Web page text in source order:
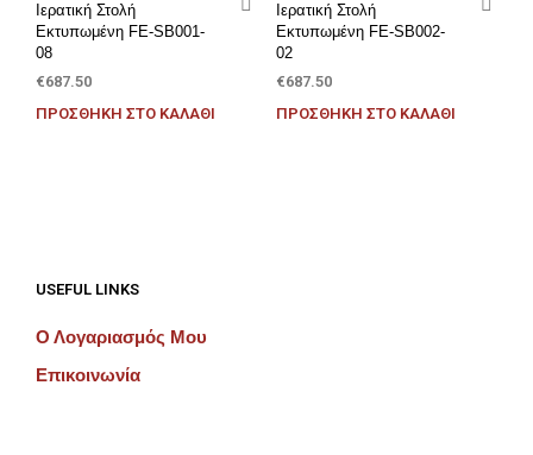
Ιερατική Στολή
Εκτυπωμένη FE-SB001-
08
€687.50
ΠΡΟΣΘΉΚΗ ΣΤΟ ΚΑΛΆΘΙ
Ιερατική Στολή
Εκτυπωμένη FE-SB002-
02
€687.50
ΠΡΟΣΘΉΚΗ ΣΤΟ ΚΑΛΆΘΙ
USEFUL LINKS
Ο Λογαριασμός Μου
Επικοινωνία